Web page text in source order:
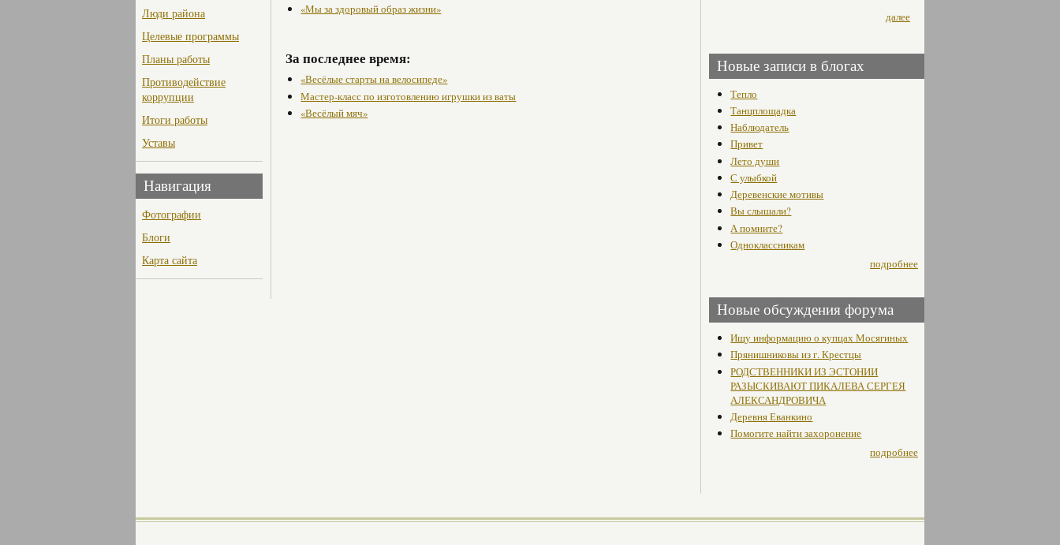
Люди района
Целевые программы
Планы работы
Противодействие
коррупции
Итоги работы
Уставы
Навигация
Фотографии
Блоги
Карта сайта
«Мы за здоровый образ жизни»
За последнее время:
«Весёлые старты на велосипеде»
Мастер-класс по изготовлению игрушки из ваты
«Весёлый мяч»
далее
Новые записи в блогах
Тепло
Танцплощадка
Наблюдатель
Привет
Лето души
С улыбкой
Деревенские мотивы
Вы слышали?
А помните?
Одноклассникам
подробнее
Новые обсуждения форума
Ищу информацию о купцах Мосягиных
Прянишниковы из г. Крестцы
РОДСТВЕННИКИ ИЗ ЭСТОНИИ
РАЗЫСКИВАЮТ ПИКАЛЕВА СЕРГЕЯ
АЛЕКСАНДРОВИЧА
Деревня Еванкино
Помогите найти захоронение
подробнее